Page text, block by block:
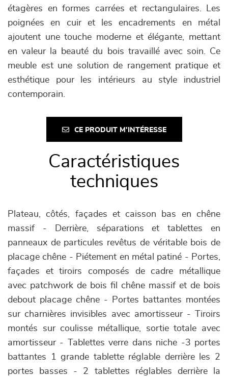
étagères en formes carrées et rectangulaires. Les
poignées en cuir et les encadrements en métal
ajoutent une touche moderne et élégante, mettant
en valeur la beauté du bois travaillé avec soin. Ce
meuble est une solution de rangement pratique et
esthétique pour les intérieurs au style industriel
contemporain.
CE PRODUIT M'INTÉRESSE
Caractéristiques
techniques
Plateau, côtés, façades et caisson bas en chêne
massif - Derrière, séparations et tablettes en
panneaux de particules revêtus de véritable bois de
placage chêne - Piétement en métal patiné - Portes,
façades et tiroirs composés de cadre métallique
avec patchwork de bois fil chêne massif et de bois
debout placage chêne - Portes battantes montées
sur charnières invisibles avec amortisseur - Tiroirs
montés sur coulisse métallique, sortie totale avec
amortisseur - Tablettes verre dans niche -3 portes
battantes 1 grande tablette réglable derrière les 2
portes basses - 2 tablettes réglables derrière la